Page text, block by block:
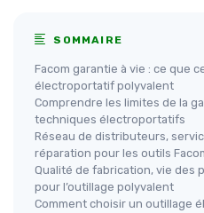
SOMMAIRE
Facom garantie à vie : ce que
électroportatif polyvalent
Comprendre les limites de la
techniques électroportatifs
Réseau de distributeurs,
réparation pour les outils
Qualité de fabrication, vie des
pour l’outillage polyvalent
Comment choisir un outillage